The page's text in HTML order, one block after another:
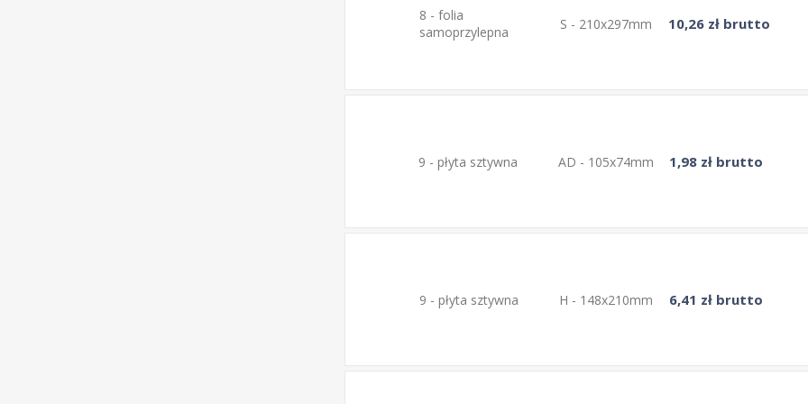
8 - folia
samoprzylepna
S - 210x297mm 10,26 zł brutto
9 - płyta sztywna AD - 105x74mm 1,98 zł brutto
9 - płyta sztywna H - 148x210mm 6,41 zł brutto